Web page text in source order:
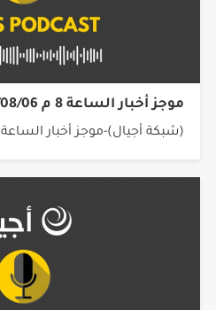
موجز أخبار الساعة 8 م 2026/08/06
(شبكة أجيال)-موجز أخبار الساعة 8 م 2026/08/06